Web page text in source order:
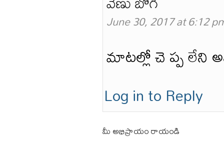
June 30, 2017 at 6:12
మాటల్లో చె ప్ప లేని
Log in to Reply
మీ అభిప్రాయం రాయండి